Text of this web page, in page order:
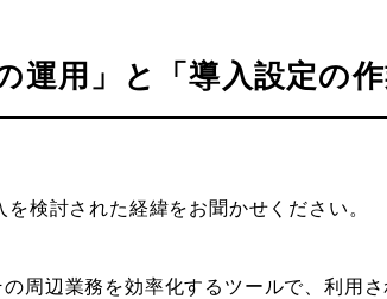
運用」と「導入設定の
検討された経緯をお聞かせください。
周辺業務を効率化するツールで、利用